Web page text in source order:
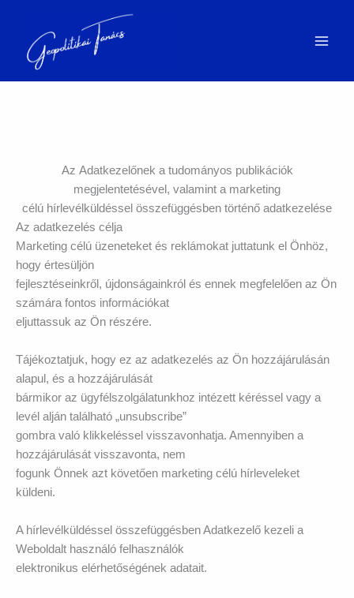
content
Az Adatkezelőnek a tudományos publikációk
megjelentetésével, valamint a marketing
célú hírlevélküldéssel összefüggésben történő adatkezelése
Az adatkezelés célja
Marketing célú üzeneteket és reklámokat juttatunk el Önhöz,
hogy értesüljön
fejlesztéseinkről, újdonságainkról és ennek megfelelően az Ön
számára fontos információkat
eljuttassuk az Ön részére.
Tájékoztatjuk, hogy ez az adatkezelés az Ön hozzájárulásán
alapul, és a hozzájárulását
bármikor az ügyfélszolgálatunkhoz intézett kéréssel vagy a
levél alján található „unsubscribe”
gombra való klikkeléssel visszavonhatja. Amennyiben a
hozzájárulását visszavonta, nem
fogunk Önnek azt követően marketing célú hírleveleket
küldeni.
A hírlevélküldéssel összefüggésben Adatkezelő kezeli a
Weboldalt használó felhasználók
elektronikus elérhetőségének adatait.